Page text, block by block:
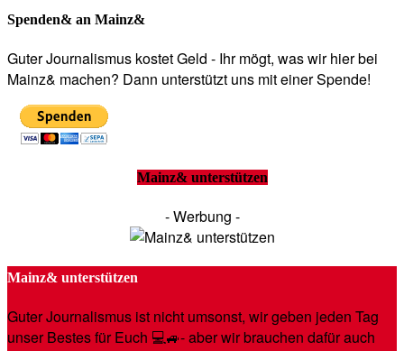
Spenden& an Mainz&
Guter Journalismus kostet Geld - Ihr mögt, was wir hier bei
Mainz& machen? Dann unterstützt uns mit einer Spende!
Mainz& unterstützen
- Werbung -
Mainz& unterstützen
Guter Journalismus ist nicht umsonst, wir geben jeden Tag
unser Bestes für Euch 💻🚙- aber wir brauchen dafür auch